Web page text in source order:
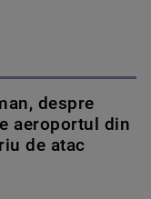
despre
aeroportul din
de atac